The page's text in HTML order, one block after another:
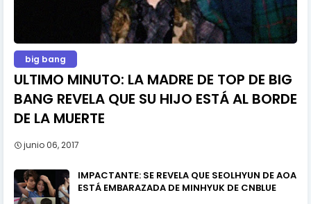
big bang
ULTIMO MINUTO: LA MADRE DE TOP DE BIG
BANG REVELA QUE SU HIJO ESTÁ AL BORDE
DE LA MUERTE
junio 06, 2017
IMPACTANTE: SE REVELA QUE SEOLHYUN DE AOA
ESTÁ EMBARAZADA DE MINHYUK DE CNBLUE